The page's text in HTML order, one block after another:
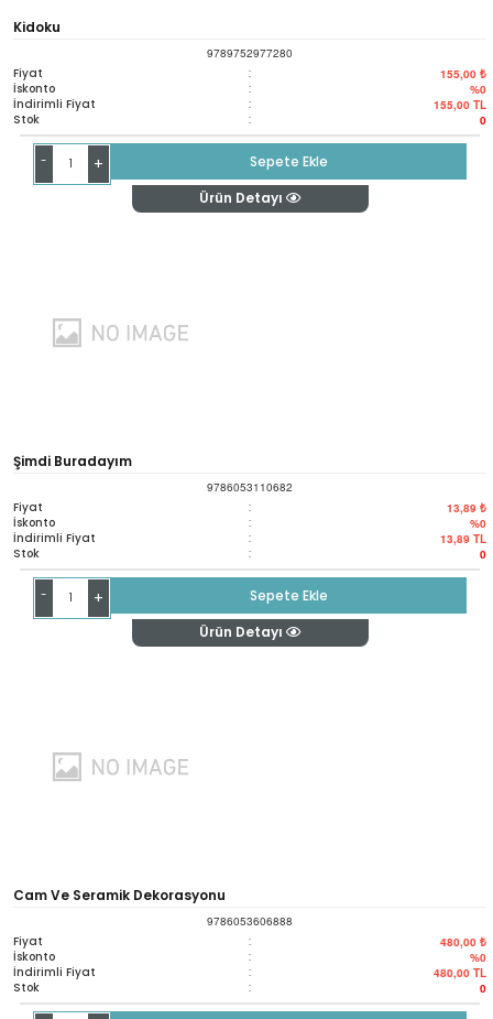
Kidoku
9789752977280
Fiyat : 155,00 ₺
İskonto : %0
İndirimli Fiyat : 155,00 TL
Stok : 0
- +
Sepete Ekle
Ürün Detayı
Şimdi Buradayım
9786053110682
Fiyat : 13,89 ₺
İskonto : %0
İndirimli Fiyat : 13,89 TL
Stok : 0
- +
Sepete Ekle
Ürün Detayı
Cam Ve Seramik Dekorasyonu
9786053606888
Fiyat : 480,00 ₺
İskonto : %0
İndirimli Fiyat : 480,00 TL
Stok : 0